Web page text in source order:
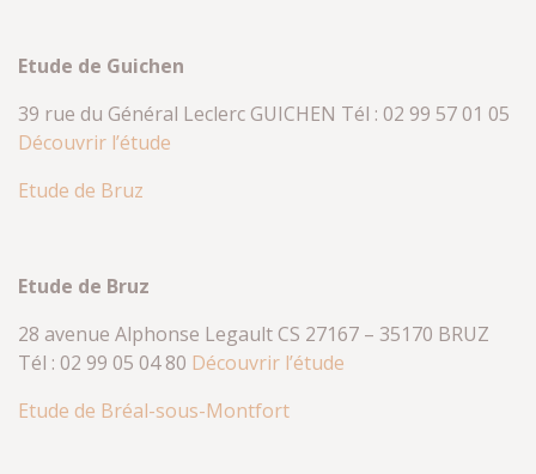
Etude de Guichen
39 rue du Général Leclerc GUICHEN Tél : 02 99 57 01 05
Découvrir l’étude
Etude de Bruz
Etude de Bruz
28 avenue Alphonse Legault CS 27167 – 35170 BRUZ
Tél : 02 99 05 04 80 Découvrir l’étude
Etude de Bréal-sous-Montfort